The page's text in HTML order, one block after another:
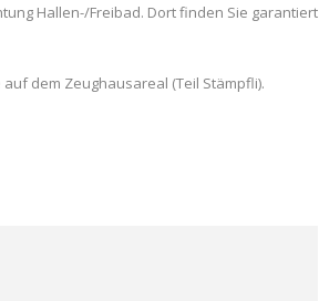
Hallen-/Freibad. Dort finden Sie garantiert
dem Zeughausareal (Teil Stämpfli).